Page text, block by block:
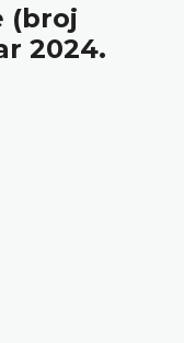
(broj
2024.